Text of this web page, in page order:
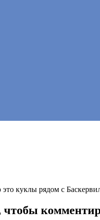
это куклы рядом с